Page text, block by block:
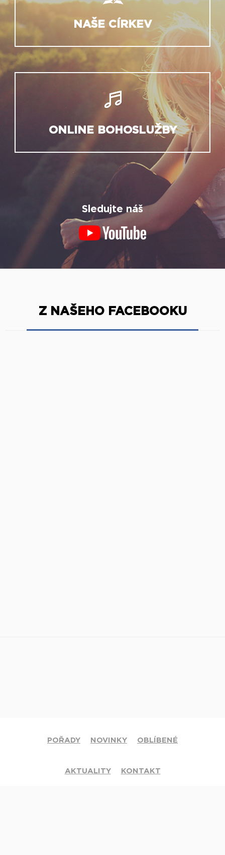
NAŠE CÍRKEV
ONLINE BOHOSLUŽBY
Sledujte náš
Z NAŠEHO FACEBOOKU
POŘADY NOVINKY OBLÍBENÉ
AKTUALITY KONTAKT